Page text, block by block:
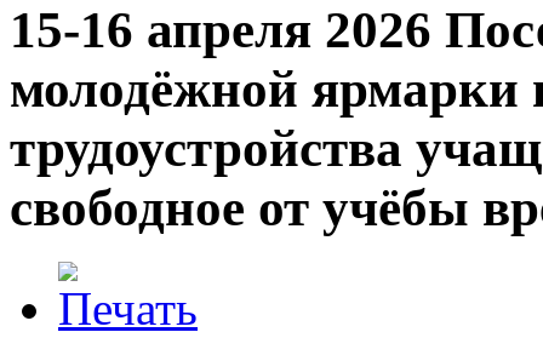
15-16 апреля 2026
молодёжной ярмарки
трудоустройства
свободное от учёбы